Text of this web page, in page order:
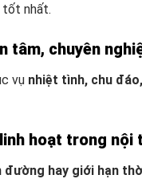
tốt nhất.
tâm, chuyên
vụ nhiệt tình, chu
hoạt trong nội
đường hay giới hạn